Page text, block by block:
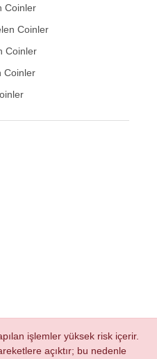
Coinler
Coinler
Coinler
Coinler
işlemler yüksek risk içerir.
açıktır; bu nedenle